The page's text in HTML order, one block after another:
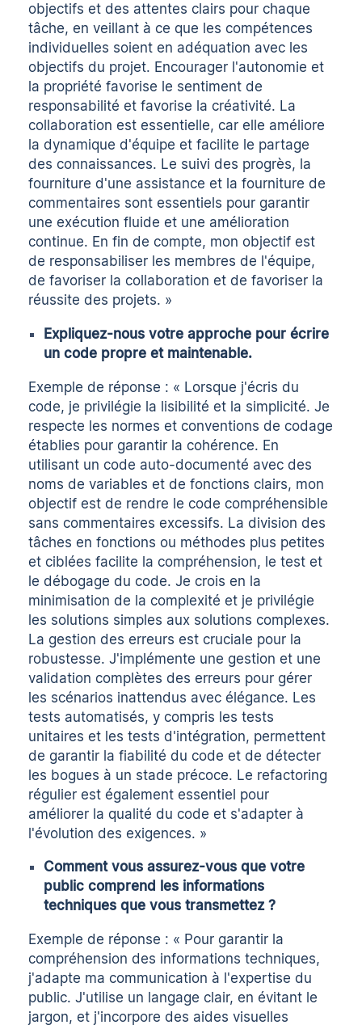
objectifs et des attentes clairs pour chaque
tâche, en veillant à ce que les compétences
individuelles soient en adéquation avec les
objectifs du projet. Encourager l'autonomie et
la propriété favorise le sentiment de
responsabilité et favorise la créativité. La
collaboration est essentielle, car elle améliore
la dynamique d'équipe et facilite le partage
des connaissances. Le suivi des progrès, la
fourniture d'une assistance et la fourniture de
commentaires sont essentiels pour garantir
une exécution fluide et une amélioration
continue. En fin de compte, mon objectif est
de responsabiliser les membres de l'équipe,
de favoriser la collaboration et de favoriser la
réussite des projets. »
Expliquez-nous votre approche pour écrire
un code propre et maintenable.
Exemple de réponse : « Lorsque j'écris du
code, je privilégie la lisibilité et la simplicité. Je
respecte les normes et conventions de codage
établies pour garantir la cohérence. En
utilisant un code auto-documenté avec des
noms de variables et de fonctions clairs, mon
objectif est de rendre le code compréhensible
sans commentaires excessifs. La division des
tâches en fonctions ou méthodes plus petites
et ciblées facilite la compréhension, le test et
le débogage du code. Je crois en la
minimisation de la complexité et je privilégie
les solutions simples aux solutions complexes.
La gestion des erreurs est cruciale pour la
robustesse. J'implémente une gestion et une
validation complètes des erreurs pour gérer
les scénarios inattendus avec élégance. Les
tests automatisés, y compris les tests
unitaires et les tests d'intégration, permettent
de garantir la fiabilité du code et de détecter
les bogues à un stade précoce. Le refactoring
régulier est également essentiel pour
améliorer la qualité du code et s'adapter à
l'évolution des exigences. »
Comment vous assurez-vous que votre
public comprend les informations
techniques que vous transmettez ?
Exemple de réponse : « Pour garantir la
compréhension des informations techniques,
j'adapte ma communication à l'expertise du
public. J'utilise un langage clair, en évitant le
jargon, et j'incorpore des aides visuelles